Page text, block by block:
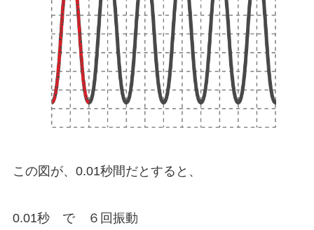
この図が、0.01秒間だとすると、
0.01秒 で ６回振動